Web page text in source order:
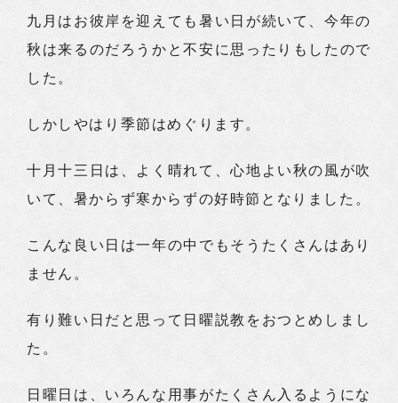
九月はお彼岸を迎えても暑い日が続いて、今年の
秋は来るのだろうかと不安に思ったりもしたので
した。
しかしやはり季節はめぐります。
十月十三日は、よく晴れて、心地よい秋の風が吹
いて、暑からず寒からずの好時節となりました。
こんな良い日は一年の中でもそうたくさんはあり
ません。
有り難い日だと思って日曜説教をおつとめしまし
た。
日曜日は、いろんな用事がたくさん入るようにな